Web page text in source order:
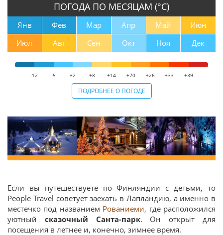
ПОГОДА ПО МЕСЯЦАМ (°С)
Янв Фев Мар Апр Май
Июн
Июл
Авг Сен Окт Ноя Дек
-12 -5 +2 +8 +14 +20 +26 +33 +39
ПОДРОБНЕЕ О ПОГОДЕ
Если вы путешествуете по Финляндии с детьми, то
People Travel советует заехать в Лапландию, а именно в
местечко под названием Рованиеми, где расположился
уютный сказочный Санта-парк. Он открыт для
посещения в летнее и, конечно, зимнее время.